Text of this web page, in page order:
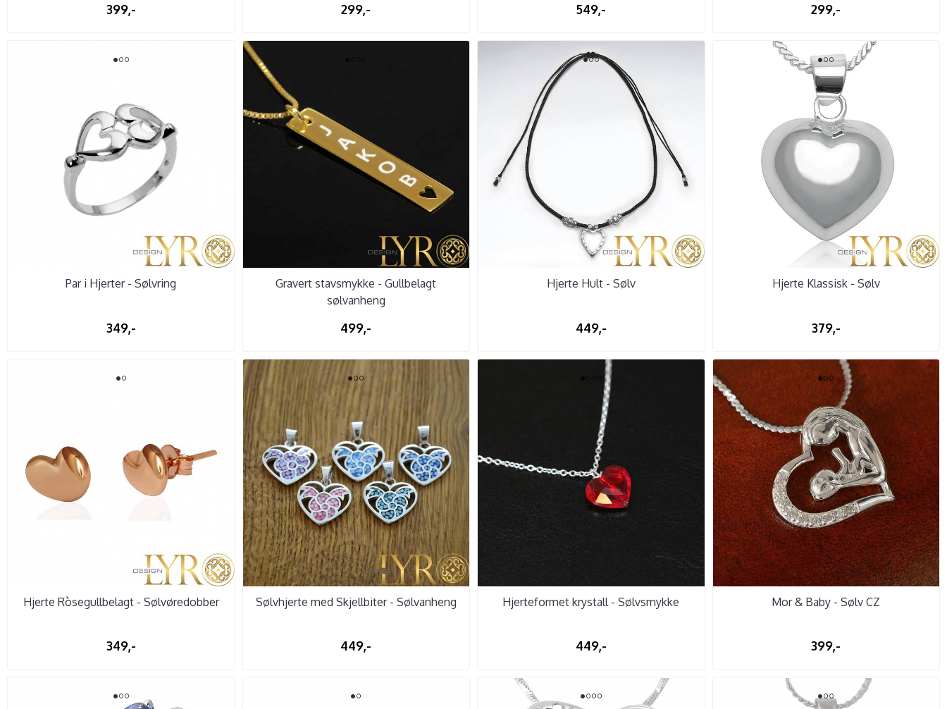
399,- 299,- 549,- 299,-
Par i Hjerter - Sølvring
349,-
Gravert stavsmykke - Gullbelagt
sølvanheng
499,-
Hjerte Hult - Sølv
449,-
Hjerte Klassisk - Sølv
379,-
Hjerte Ròsegullbelagt - Sølvøredobber
349,-
Sølvhjerte med Skjellbiter - Sølvanheng
449,-
Hjerteformet krystall - Sølvsmykke
449,-
Mor & Baby - Sølv CZ
399,-